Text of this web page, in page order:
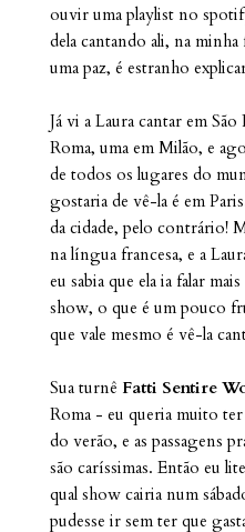
ouvir uma playlist no
dela cantando ali, na
uma paz, é estranho
Já vi a Laura cantar em
Roma, uma em Milão, e
de todos os lugares do
gostaria de vê-la é em
da cidade, pelo contrário!
na língua francesa, e a
eu sabia que ela ia falar
show, o que é um pouco
que vale mesmo é vê-la
Sua turnê Fatti Sentire
Roma - eu queria muito
do verão, e as passagens
são caríssimas. Então eu
qual show cairia num
pudesse ir sem ter que